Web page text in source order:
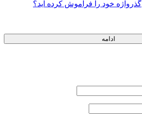
گذرواژه خود را فراموش کرده اید؟
ادامه